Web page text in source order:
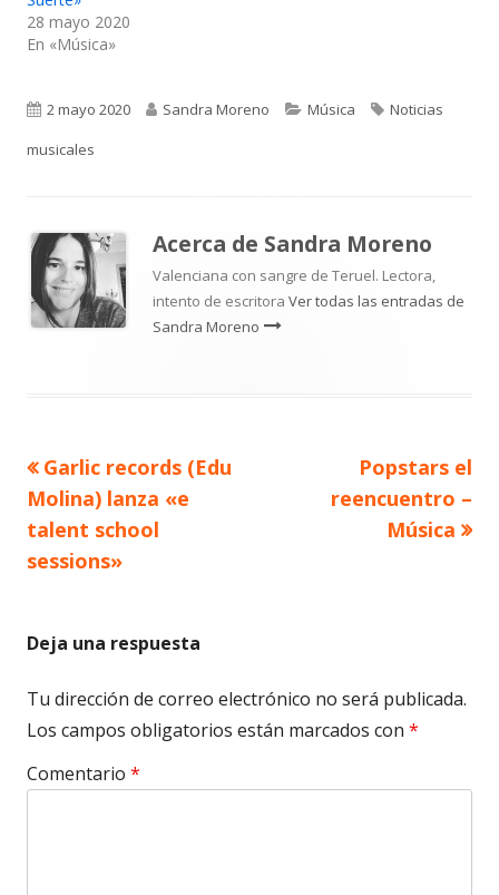
28 mayo 2020
En «Música»
Publicado
el
2 mayo 2020 Autor
Sandra Moreno Categorías
Música Etiquetas
Noticias
musicales
Acerca de Sandra Moreno
Valenciana con sangre de Teruel. Lectora,
intento de escritora Ver todas las entradas de
Sandra Moreno
Navegación
de
entradas
Artículo
anterior
Garlic records (Edu
Molina) lanza «e
talent school
sessions»
Artículo
siguiente
Popstars el
reencuentro –
Música
Deja una respuesta
Tu dirección de correo electrónico no será publicada.
Los campos obligatorios están marcados con *
Comentario *